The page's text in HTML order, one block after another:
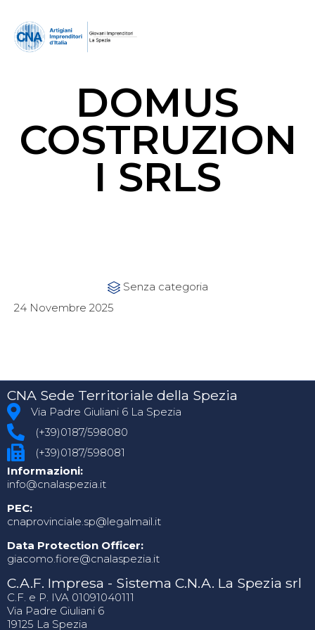
DOMUS
COSTRUZION
I SRLS
 Category
Senza categoria
24 Novembre 2025
CNA Sede Territoriale della Spezia
Via Padre Giuliani 6 La Spezia
(+39)0187/598080
(+39)0187/598081
Informazioni:
info@cnalaspezia.it
PEC:
cnaprovinciale.sp@legalmail.it
Data Protection Officer:
giacomo.fiore@cnalaspezia.it
C.A.F. Impresa - Sistema C.N.A. La Spezia srl
C.F. e P. IVA 01091040111
Via Padre Giuliani 6
19125 La Spezia